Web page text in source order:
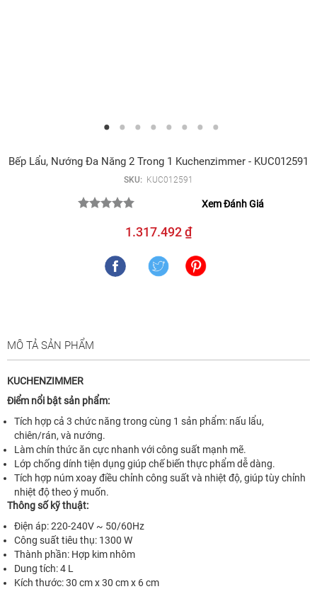
Bếp Lẩu, Nướng Đa Năng 2 Trong 1 Kuchenzimmer - KUC012591
SKU: KUC012591
Xem Đánh Giá
1.317.492 ₫
MÔ TẢ SẢN PHẨM
KUCHENZIMMER
Điểm nổi bật sản phẩm:
Tích hợp cả 3 chức năng trong cùng 1 sản phẩm: nấu lẩu,
chiên/rán, và nướng.
Làm chín thức ăn cực nhanh với công suất mạnh mẽ.
Lớp chống dính tiện dụng giúp chế biến thực phẩm dễ dàng.
Tích hợp núm xoay điều chỉnh công suất và nhiệt độ, giúp tùy chỉnh
nhiệt độ theo ý muốn.
Thông số kỹ thuật:
Điện áp: 220-240V ~ 50/60Hz
Công suất tiêu thụ: 1300 W
Thành phần: Hợp kim nhôm
Dung tích: 4 L
Kích thước: 30 cm x 30 cm x 6 cm